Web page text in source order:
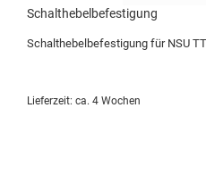
Schalthebelbefestigung
Schalthebelbefestigung für NSU
Lieferzeit: ca. 4 Wochen